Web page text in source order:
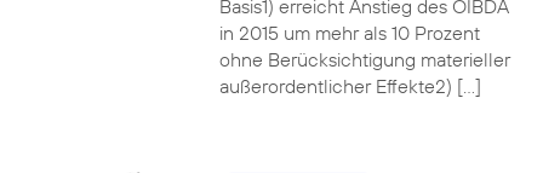
Basis1) erreicht Anstieg des OIBDA
in 2015 um mehr als 10 Prozent
ohne Berücksichtigung materieller
außerordentlicher Effekte2) […]